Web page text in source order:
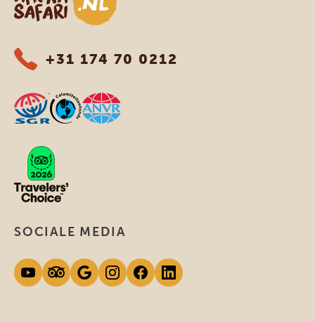
+31 174 70 0212
SOCIALE MEDIA